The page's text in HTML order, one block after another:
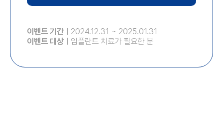
이벤트 기간 2024.12.31 ~ 2025.01.31
이벤트 대상 ㅣ임플란트 치료가 필요한 분